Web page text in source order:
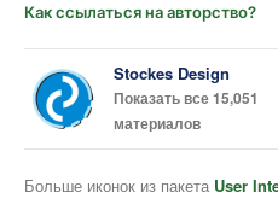
Как ссылаться на авторство?
Stockes Design
Показать все 15,051
материалов
Больше иконок из пакета User